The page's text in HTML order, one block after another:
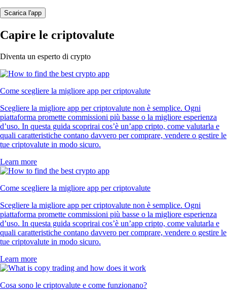
Scarica l'app
Capire le criptovalute
Diventa un esperto di crypto
Come scegliere la migliore app per criptovalute
Scegliere la migliore app per criptovalute non è semplice. Ogni
piattaforma promette commissioni più basse o la migliore esperienza
d’uso. In questa guida scoprirai cos’è un’app cripto, come valutarla e
quali caratteristiche contano davvero per comprare, vendere o gestire le
tue criptovalute in modo sicuro.
Learn more
Come scegliere la migliore app per criptovalute
Scegliere la migliore app per criptovalute non è semplice. Ogni
piattaforma promette commissioni più basse o la migliore esperienza
d’uso. In questa guida scoprirai cos’è un’app cripto, come valutarla e
quali caratteristiche contano davvero per comprare, vendere o gestire le
tue criptovalute in modo sicuro.
Learn more
Cosa sono le criptovalute e come funzionano?